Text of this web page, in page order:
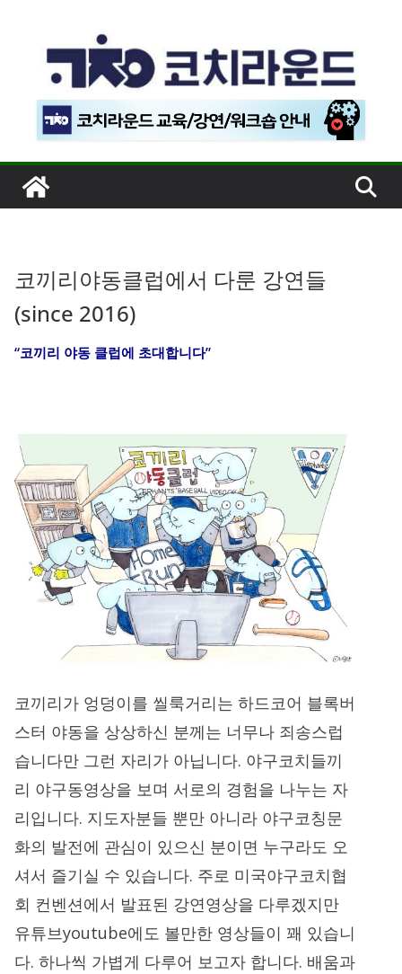
너
기
코끼리야동클럽에서 다룬 강연들
(since 2016)
“코끼리 야동 클럽에 초대합니다”
코끼리가 엉덩이를 씰룩거리는 하드코어 블록버
스터 야동을 상상하신 분께는 너무나 죄송스럽
습니다만 그런 자리가 아닙니다. 야구코치들끼
리 야구동영상을 보며 서로의 경험을 나누는 자
리입니다. 지도자분들 뿐만 아니라 야구코칭문
화의 발전에 관심이 있으신 분이면 누구라도 오
셔서 즐기실 수 있습니다. 주로 미국야구코치협
회 컨벤션에서 발표된 강연영상을 다루겠지만
유튜브youtube에도 볼만한 영상들이 꽤 있습니
다. 하나씩 가볍게 다루어 보고자 합니다. 배움과